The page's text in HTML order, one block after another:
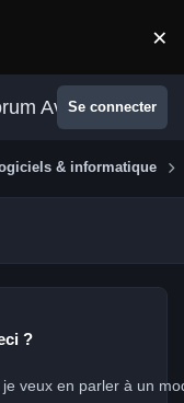
×
AvexSe connecter
& informatique
?